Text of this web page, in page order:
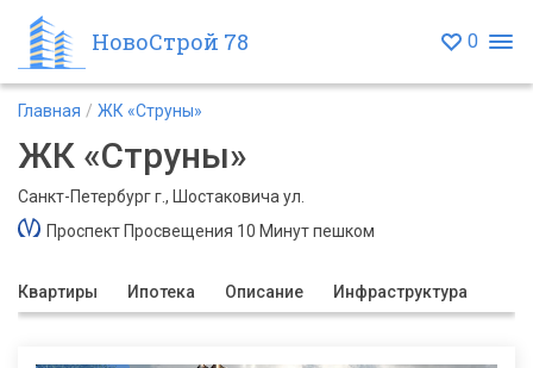
НовоСтрой 78 0
Главная ЖК «Струны»
ЖК «Струны»
Санкт-Петербург г., Шостаковича ул.
Проспект Просвещения 10 Минут пешком
Квартиры Ипотека Описание Инфраструктура